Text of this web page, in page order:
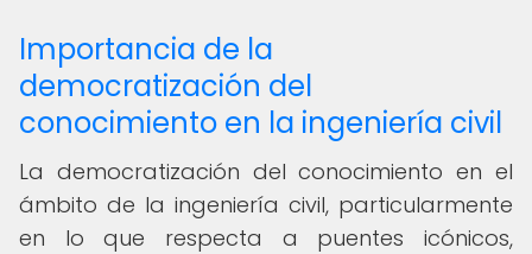
Importancia de la
democratización del
conocimiento en la ingeniería civil
La democratización del conocimiento en el
ámbito de la ingeniería civil, particularmente
en lo que respecta a puentes icónicos,